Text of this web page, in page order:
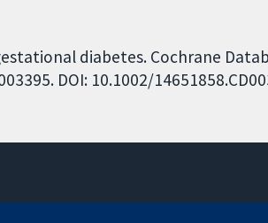
diabetes. Cochrane
DOI: 10.1002/